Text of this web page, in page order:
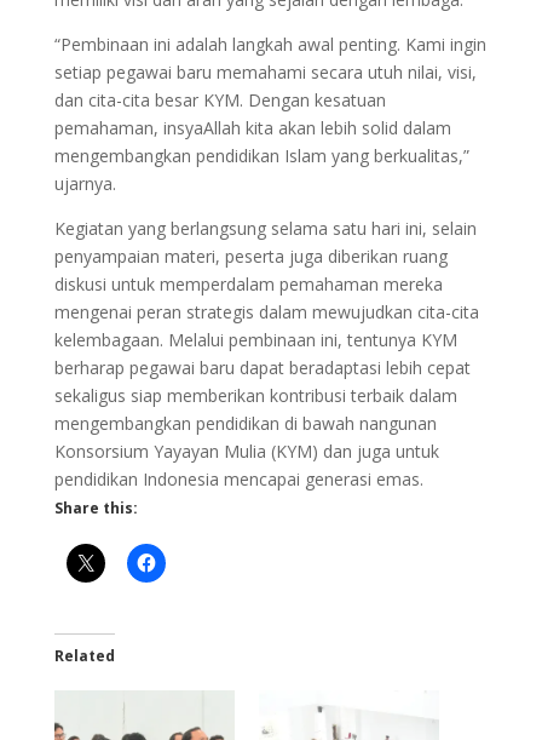
“Pembinaan ini adalah langkah awal penting. Kami ingin
setiap pegawai baru memahami secara utuh nilai, visi,
dan cita-cita besar KYM. Dengan kesatuan
pemahaman, insyaAllah kita akan lebih solid dalam
mengembangkan pendidikan Islam yang berkualitas,”
ujarnya.
Kegiatan yang berlangsung selama satu hari ini, selain
penyampaian materi, peserta juga diberikan ruang
diskusi untuk memperdalam pemahaman mereka
mengenai peran strategis dalam mewujudkan cita-cita
kelembagaan. Melalui pembinaan ini, tentunya KYM
berharap pegawai baru dapat beradaptasi lebih cepat
sekaligus siap memberikan kontribusi terbaik dalam
mengembangkan pendidikan di bawah nangunan
Konsorsium Yayayan Mulia (KYM) dan juga untuk
pendidikan Indonesia mencapai generasi emas.
Share this:
Related